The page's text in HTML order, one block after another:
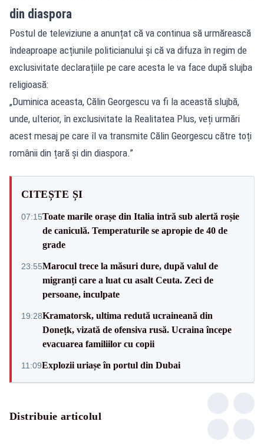
din diaspora
Postul de televiziune a anunțat că va continua să urmărească
îndeaproape acțiunile politicianului și că va difuza în regim de
exclusivitate declarațiile pe care acesta le va face după slujba
religioasă:
„Duminica aceasta, Călin Georgescu va fi la această slujbă,
unde, ulterior, în exclusivitate la Realitatea Plus, veți urmări
acest mesaj pe care îl va transmite Călin Georgescu către toți
românii din țară și din diaspora.”
CITEȘTE ȘI
07:15Toate marile orașe din Italia intră sub alertă roșie
de caniculă. Temperaturile se apropie de 40 de
grade
23:55Marocul trece la măsuri dure, după valul de
migranți care a luat cu asalt Ceuta. Zeci de
persoane, inculpate
19:28Kramatorsk, ultima redută ucraineană din
Donețk, vizată de ofensiva rusă. Ucraina începe
evacuarea familiilor cu copii
11:09Explozii uriașe în portul din Dubai
Distribuie articolul